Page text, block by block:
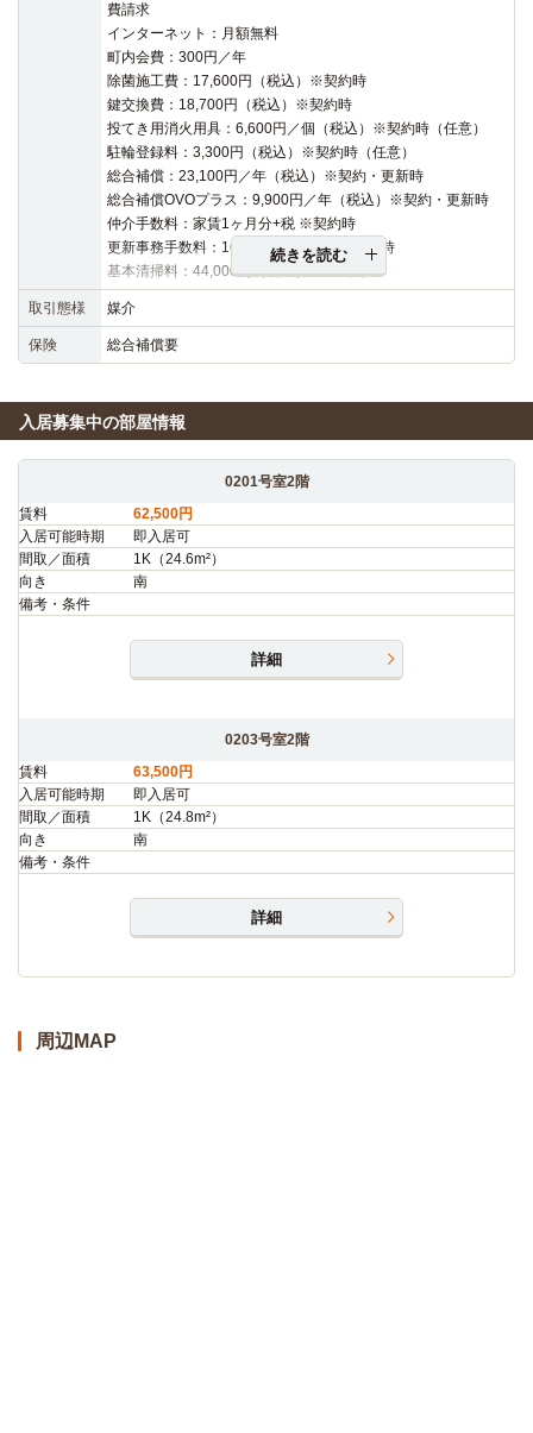
費請求
インターネット：月額無料
町内会費：300円／年
除菌施工費：17,600円（税込）※契約時
鍵交換費：18,700円（税込）※契約時
投てき用消火用具：6,600円／個（税込）※契約時（任意）
駐輪登録料：3,300円（税込）※契約時（任意）
総合補償：23,100円／年（税込）※契約・更新時
総合補償OVOプラス：9,900円／年（税込）※契約・更新時
仲介手数料：家賃1ヶ月分+税 ※契約時
更新事務手数料：16,500円（税込）※更新時
基本清掃料：44,000円（税込）※退去時
続きを読む
取引態様 媒介
保険 総合補償要
入居募集中の部屋情報
0201号室2階
賃料
62,500円
入居可能時期
即入居可
間取／面積
1K（24.6m²）
向き
南
備考・条件
詳細
0203号室2階
賃料
63,500円
入居可能時期
即入居可
間取／面積
1K（24.8m²）
向き
南
備考・条件
詳細
周辺MAP